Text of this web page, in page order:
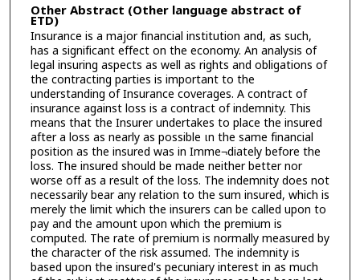
Other Abstract (Other language abstract of
ETD)
Insurance is a major financial institution and, as such,
has a significant effect on the economy. An analysis of
legal insuring aspects as well as rights and obligations of
the contracting parties is important to the
understanding of Insurance coverages. A contract of
insurance against loss is a contract of indemnity. This
means that the Insurer undertakes to place the insured
after a loss as nearly as possible เท the same financial
position as the insured was in Imme¬diately before the
loss. The insured should be made neither better nor
worse off as a result of the loss. The indemnity does not
necessarily bear any relation to the sum insured, which is
merely the limit which the insurers can be called upon to
pay and the amount upon which the premium is
computed. The rate of premium is normally measured by
the character of the risk assumed. The indemnity is
based upon the insured's pecuniary interest in as much